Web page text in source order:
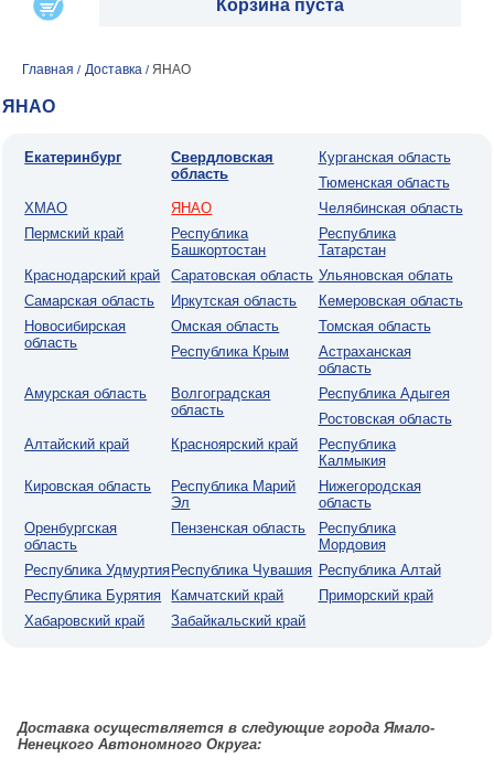
Корзина пуста
Главная / Доставка / ЯНАО
ЯНАО
Екатеринбург
Свердловская
область
Курганская область
Тюменская область
ХМАО
ЯНАО
Челябинская область
Пермский край
Республика
Башкортостан
Республика
Татарстан
Краснодарский край
Саратовская область Ульяновская облать
Самарская область
Иркутская область
Кемеровская область
Новосибирская
область
Омская область
Томская область
Республика Крым
Астраханская
область
Амурская область
Волгоградская
область
Республика Адыгея
Ростовская область
Алтайский край
Красноярский край
Республика
Калмыкия
Кировская область
Республика Марий
Эл
Нижегородская
область
Оренбургская
область
Пензенская область
Республика
Мордовия
Республика Удмуртия Республика Чувашия Республика Алтай
Республика Бурятия
Камчатский край
Приморский край
Хабаровский край
Забайкальский край
Доставкаосуществляется в следующие города Ямало-
Ненецкого Автономного Округа: